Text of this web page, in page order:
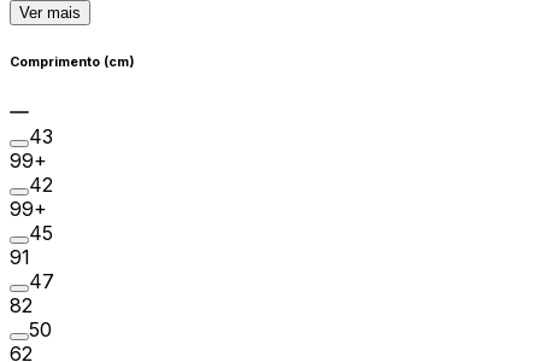
Ver mais
Comprimento (cm)
43
99+
42
99+
45
91
47
82
50
62